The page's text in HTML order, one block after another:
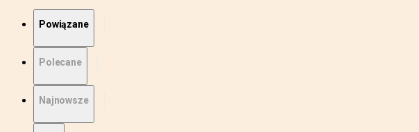
Powiązane
Polecane
Najnowsze